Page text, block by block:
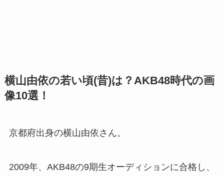
横山由依の若い頃(昔)は？AKB48時代の画
像10選！
京都府出身の横山由依さん。
2009年、AKB48の9期生オーディションに合格し、